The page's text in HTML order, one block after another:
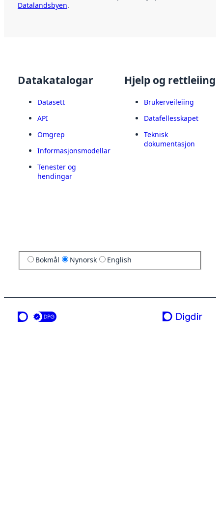
Datalandsbyen.
Datakatalogar
Datasett
API
Omgrep
Informasjonsmodellar
Tenester og
hendingar
Hjelp og rettleiing
Brukerveileiing
Datafellesskapet
Teknisk
dokumentasjon
Bokmål Nynorsk English